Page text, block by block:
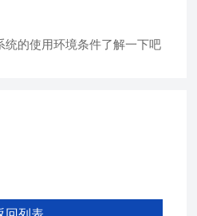
统的使用环境条件了解一下吧